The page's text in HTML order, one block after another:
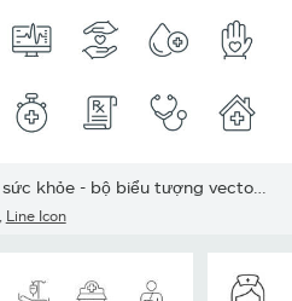
Chăm sóc sức khỏe - bộ biểu tượng vector dòng mỏng. Pixel hoàn hảo
Line Icon